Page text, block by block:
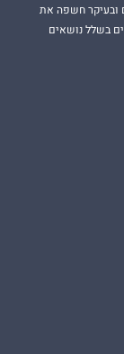
ובעיקר חשפה את
בשלל נושאים